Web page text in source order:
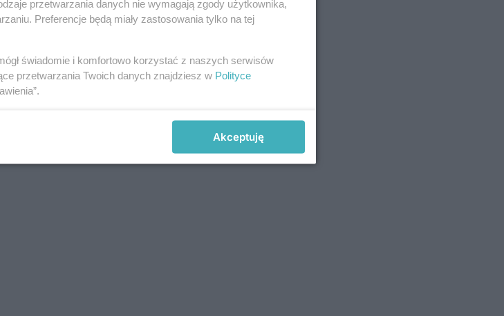
przetwarzania danych nie wymagają zgody użytkownika,
Preferencje będą miały zastosowania tylko na tej
świadomie i komfortowo korzystać z naszych serwisów
przetwarzania Twoich danych znajdziesz w Polityce
Akceptuję